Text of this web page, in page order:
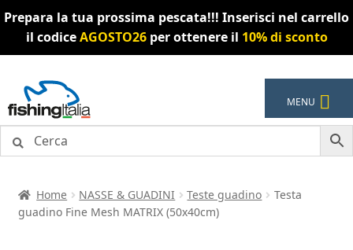
Prepara la tua prossima pescata!!! Inserisci nel carrello
il codiceAGOSTO26per ottenere il 10% di sconto
alla
navigazione
al
contenuto
MENU
Home NASSE & GUADINI Teste guadino
Testa
guadino Fine Mesh MATRIX (50x40cm)